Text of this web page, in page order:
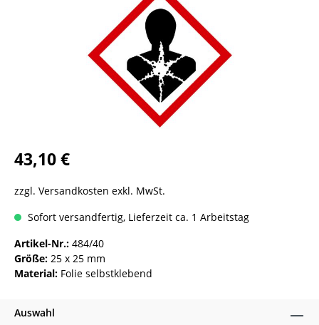
43,10 €
zzgl. Versandkosten exkl. MwSt.
Sofort versandfertig, Lieferzeit ca. 1 Arbeitstag
Artikel-Nr.: 484/40
Größe: 25 x 25 mm
Material: Folie selbstklebend
Auswahl